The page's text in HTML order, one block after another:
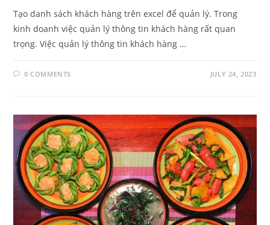
Tạo danh sách khách hàng trên excel để quản lý. Trong
kinh doanh việc quản lý thông tin khách hàng rất quan
trọng. Việc quản lý thông tin khách hàng …
0 COMMENTS JULY 24, 2023